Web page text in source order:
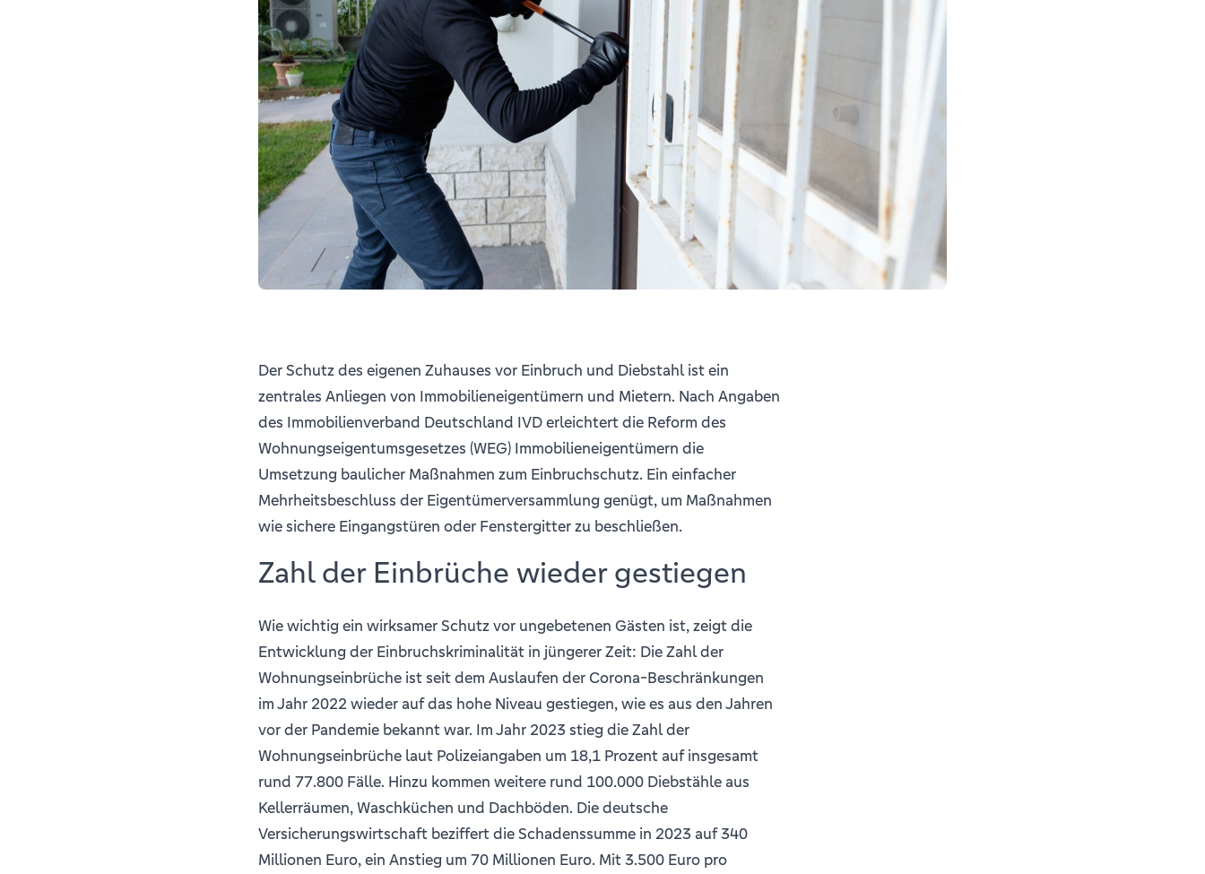
Der Schutz des eigenen Zuhauses vor Einbruch und Diebstahl ist ein
zentrales Anliegen von Immobilieneigentümern und Mietern. Nach Angaben
des Immobilienverband Deutschland IVD erleichtert die Reform des
Wohnungseigentumsgesetzes (WEG) Immobilieneigentümern die
Umsetzung baulicher Maßnahmen zum Einbruchschutz. Ein einfacher
Mehrheitsbeschluss der Eigentümerversammlung genügt, um Maßnahmen
wie sichere Eingangstüren oder Fenstergitter zu beschließen.
Zahl der Einbrüche wieder gestiegen
Wie wichtig ein wirksamer Schutz vor ungebetenen Gästen ist, zeigt die
Entwicklung der Einbruchskriminalität in jüngerer Zeit: Die Zahl der
Wohnungseinbrüche ist seit dem Auslaufen der Corona-Beschränkungen
im Jahr 2022 wieder auf das hohe Niveau gestiegen, wie es aus den Jahren
vor der Pandemie bekannt war. Im Jahr 2023 stieg die Zahl der
Wohnungseinbrüche laut Polizeiangaben um 18,1 Prozent auf insgesamt
rund 77.800 Fälle. Hinzu kommen weitere rund 100.000 Diebstähle aus
Kellerräumen, Waschküchen und Dachböden. Die deutsche
Versicherungswirtschaft beziffert die Schadenssumme in 2023 auf 340
Millionen Euro, ein Anstieg um 70 Millionen Euro. Mit 3.500 Euro pro